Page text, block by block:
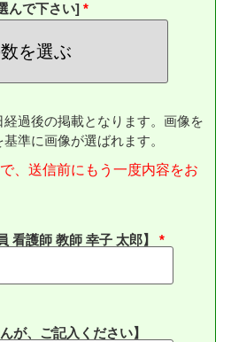
んで下さい]
過後の掲載となります。画像を
準に画像が選ばれます。
、送信前にもう一度内容をお
看護師 教師 幸子 太郎】
が、ご記入ください】